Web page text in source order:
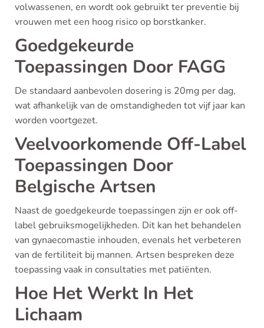
volwassenen, en wordt ook gebruikt ter preventie bij
vrouwen met een hoog risico op borstkanker.
Goedgekeurde
Toepassingen Door FAGG
De standaard aanbevolen dosering is 20mg per dag,
wat afhankelijk van de omstandigheden tot vijf jaar kan
worden voortgezet.
Veelvoorkomende Off-Label
Toepassingen Door
Belgische Artsen
Naast de goedgekeurde toepassingen zijn er ook off-
label gebruiksmogelijkheden. Dit kan het behandelen
van gynaecomastie inhouden, evenals het verbeteren
van de fertiliteit bij mannen. Artsen bespreken deze
toepassing vaak in consultaties met patiënten.
Hoe Het Werkt In Het
Lichaam